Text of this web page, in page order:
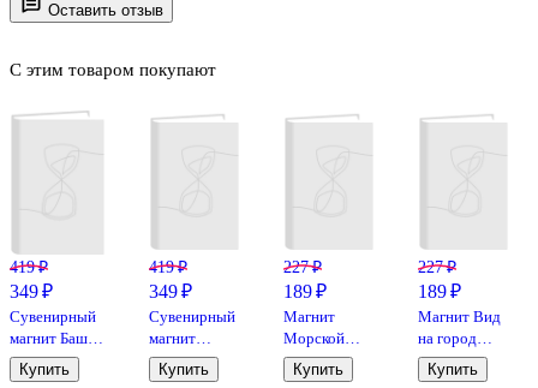
Оставить отзыв
С этим товаром покупают
419 ₽
349 ₽
Сувенирный
магнит Башня
(Сочи)
(дерево)
Купить
419 ₽
349 ₽
Сувенирный
магнит
Красная
поляна
Купить
227 ₽
189 ₽
Магнит
Морской
вокзал закат
фото (70х85)
Купить
227 ₽
189 ₽
Магнит Вид
на город
фото (70х85)
(Сочи)
Купить